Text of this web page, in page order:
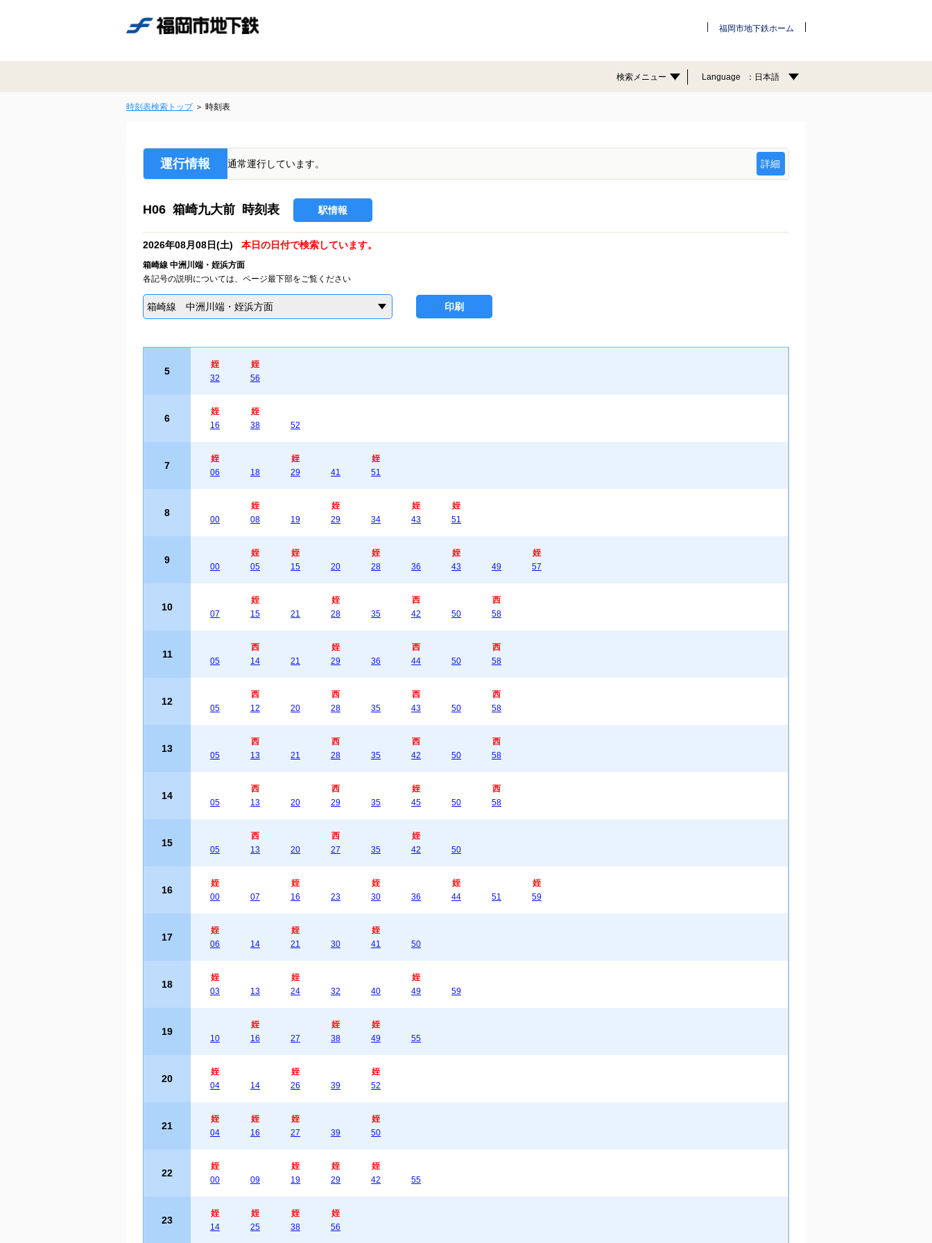
福岡市地下鉄ホーム
検索メニュー Language 日本語
時刻表検索トップ 時刻表
運行情報 通常運行しています。 詳細
H06 箱崎九大前 時刻表 駅情報
2026年08月08日(土) 本日の日付で検索しています。
箱崎線 中洲川端・姪浜方面
各記号の説明については、ページ最下部をご覧ください
箱崎線 中洲川端・姪浜方面 印刷
5
姪
32
姪
56
6
姪
16
姪
38
52
7
姪
06
18
姪
29
41
姪
51
8
00
姪
08
19
姪
29
34
姪
43
姪
51
9
00
姪
05
姪
15
20
姪
28
36
姪
43
49
姪
57
10
07
姪
15
21
姪
28
35
西
42
50
西
58
11
05
西
14
21
姪
29
36
西
44
50
西
58
12
05
西
12
20
西
28
35
西
43
50
西
58
13
05
西
13
21
西
28
35
西
42
50
西
58
14
05
西
13
20
西
29
35
姪
45
50
西
58
15
05
西
13
20
西
27
35
姪
42
50
16
姪
00
07
姪
16
23
姪
30
36
姪
44
51
姪
59
17
姪
06
14
姪
21
30
姪
41
50
18
姪
03
13
姪
24
32 40
姪
49
59
19
10
姪
16
27
姪
38
姪
49
55
20
姪
04
14
姪
26
39
姪
52
21
姪
04
姪
16
姪
27
39
姪
50
22
姪
00
09
姪
19
姪
29
姪
42
55
23
姪
14
姪
25
姪
38
姪
56